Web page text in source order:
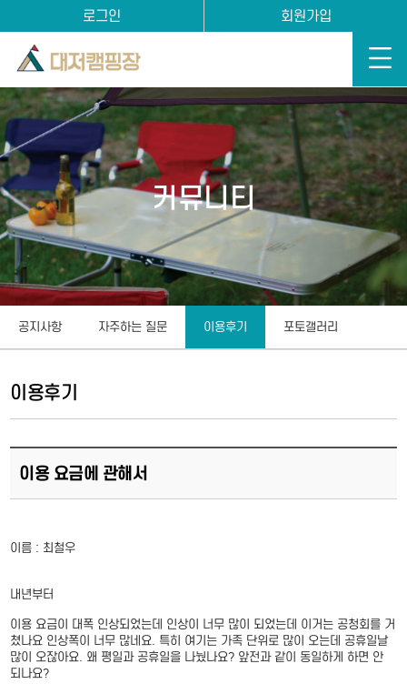
로그인 회원가입
커뮤니티
공지사항 자주하는 질문 이용후기 포토갤러리
이용후기
이용 요금에 관해서
이름 : 최철우
내년부터
이용 요금이 대폭 인상되었는데 인상이 너무 많이 되었는데 이거는 공청회를 거
쳤나요 인상폭이 너무 많네요. 특히 여기는 가족 단위로 많이 오는데 공휴일날
많이 오잖아요. 왜 평일과 공휴일을 나눴나요? 앞전과 같이 동일하게 하면 안
되나요?